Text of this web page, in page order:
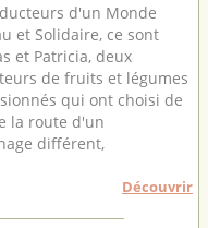
d'un Monde
et Solidaire, ce sont
et Patricia, deux
de fruits et légumes
qui ont choisi de
la route d'un
différent,
Découvrir